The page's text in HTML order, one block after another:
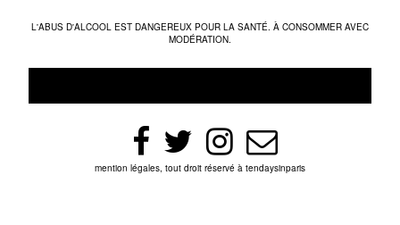
L'ABUS D'ALCOOL EST DANGEREUX POUR LA SANTÉ. À CONSOMMER AVEC
MODÉRATION.
mention légales, tout droit réservé à tendaysinparis